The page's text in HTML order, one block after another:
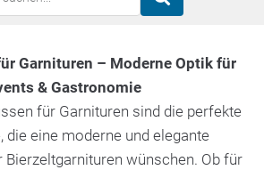
Garnituren – Moderne Optik für
& Gastronomie
für Garnituren sind die perfekte
die eine moderne und elegante
Bierzeltgarnituren wünschen. Ob für